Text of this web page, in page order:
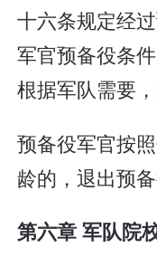
十六条规定经
军官预备役条
根据军队需要
预备役军官按
龄的，退出预备
第六章 军队院